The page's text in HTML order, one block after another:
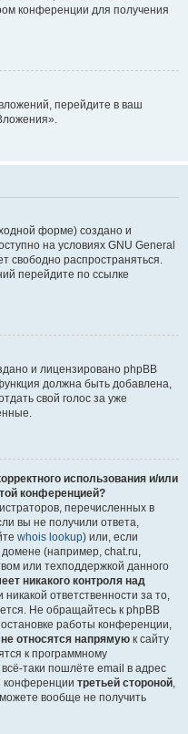
конференции для получения
перейдите в ваш
форме) создано и
на условиях GNU General
свободно распространяться.
перейдите по ссылке
и лицензировано phpBB
должна быть добавлена,
свой голос за уже
использования и/или
конференцией?
перечисленных в
вы не получили ответа,
whois lookup) или, если
(например, chat.ru,
или техподдержкой данного
никакого контроля над
ответственности за то,
Не обращайтесь к phpBB
работы конференции,
не относятся напрямую к сайту
к программному
таки пошлёте email в адрес
конференции третьей стороной,
вообще не получить